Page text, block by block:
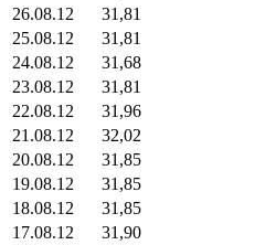
26.08.12
31,81
25.08.12
31,81
24.08.12
31,68
23.08.12
31,81
22.08.12
31,96
21.08.12
32,02
20.08.12
31,85
19.08.12
31,85
18.08.12
31,85
17.08.12
31,90